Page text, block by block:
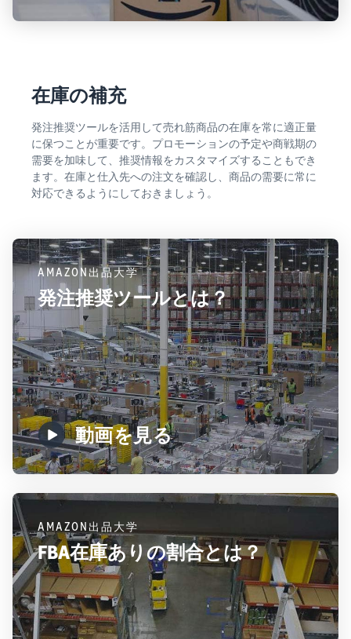
在庫の補充
発注推奨ツールを活用して売れ筋商品の在庫を常に適正量
に保つことが重要です。プロモーションの予定や商戦期の
需要を加味して、推奨情報をカスタマイズすることもでき
ます。在庫と仕入先への注文を確認し、商品の需要に常に
対応できるようにしておきましょう。
AMAZON出品大学
発注推奨ツールとは？
動画を見る
AMAZON出品大学
FBA在庫ありの割合とは？